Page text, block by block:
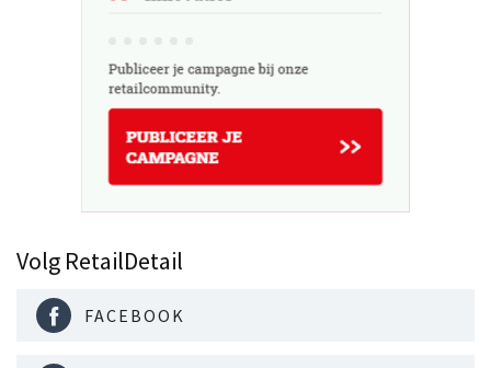
Volg RetailDetail
FACEBOOK